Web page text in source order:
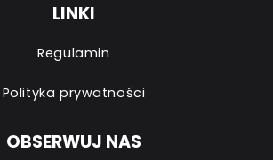
LINKI
Regulamin
Polityka prywatności
OBSERWUJ NAS